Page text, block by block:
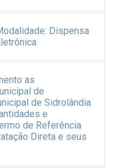
Dispensa
as
de
de Sidrolândia
e
de Referência
Direta e seus